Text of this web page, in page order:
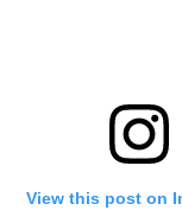
View this post on